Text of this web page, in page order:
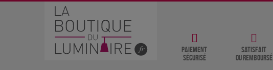
Paiement
sécurisé
satisfait
ou remboursé